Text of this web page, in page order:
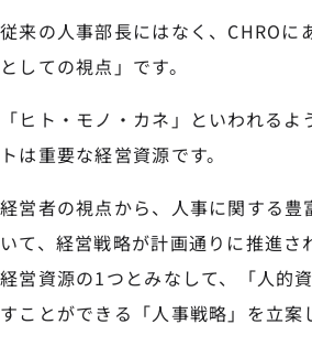
従来の人事部長にはなく、CHROに
としての視点」です。
「ヒト・モノ・カネ」といわれる
トは重要な経営資源です。
経営者の視点から、人事に関する豊
いて、経営戦略が計画通りに推進さ
経営資源の1つとみなして、「人的
すことができる「人事戦略」を立案